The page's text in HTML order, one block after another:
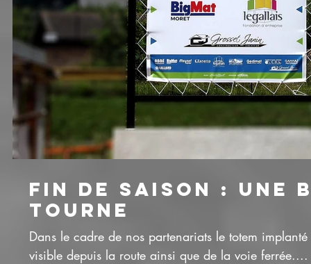
FIN DE SAISON : UNE
TOURNE
Dans le cadre de nos partenariats le totem
visible depuis la route ainsi que de la voie ferrée....